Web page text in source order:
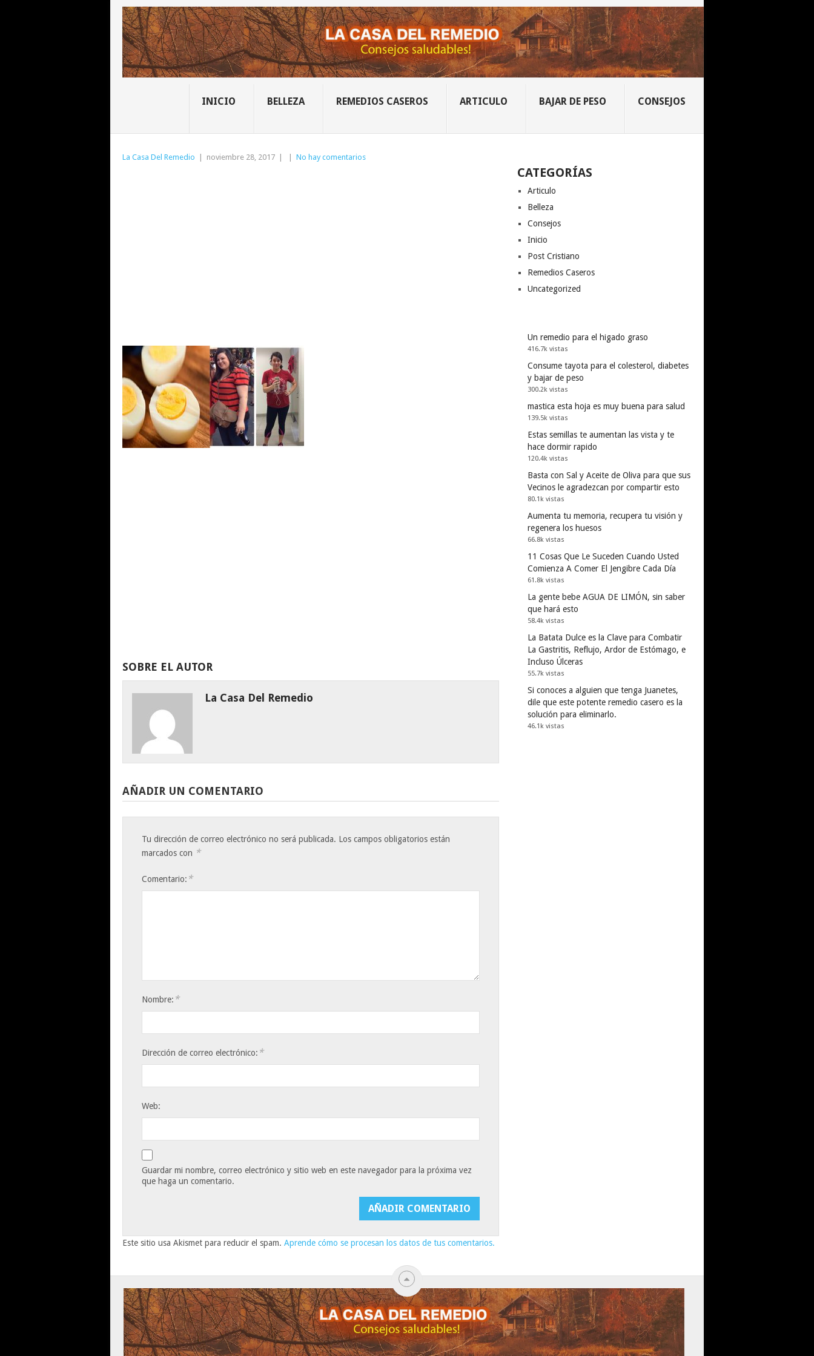
INICIO BELLEZA REMEDIOS CASEROS ARTICULO BAJAR DE PESO CONSEJOS
La Casa Del Remedio | noviembre 28, 2017 | | No hay comentarios
SOBRE EL AUTOR
La Casa Del Remedio
AÑADIR UN COMENTARIO
Tu dirección de correo electrónico no será publicada. Los campos obligatorios están
marcados con *
Comentario: *
Nombre: *
Dirección de correo electrónico: *
Web:
Guardar mi nombre, correo electrónico y sitio web en este navegador para la próxima vez
que haga un comentario.
Este sitio usa Akismet para reducir el spam. Aprende cómo se procesan los datos de tus comentarios.
CATEGORÍAS
Articulo
Belleza
Consejos
Inicio
Post Cristiano
Remedios Caseros
Uncategorized
Un remedio para el higado graso
416.7k vistas
Consume tayota para el colesterol, diabetes
y bajar de peso
300.2k vistas
mastica esta hoja es muy buena para salud
139.5k vistas
Estas semillas te aumentan las vista y te
hace dormir rapido
120.4k vistas
Basta con Sal y Aceite de Oliva para que sus
Vecinos le agradezcan por compartir esto
80.1k vistas
Aumenta tu memoria, recupera tu visión y
regenera los huesos
66.8k vistas
11 Cosas Que Le Suceden Cuando Usted
Comienza A Comer El Jengibre Cada Día
61.8k vistas
La gente bebe AGUA DE LIMÓN, sin saber
que hará esto
58.4k vistas
La Batata Dulce es la Clave para Combatir
La Gastritis, Reflujo, Ardor de Estómago, e
Incluso Úlceras
55.7k vistas
Si conoces a alguien que tenga Juanetes,
dile que este potente remedio casero es la
solución para eliminarlo.
46.1k vistas